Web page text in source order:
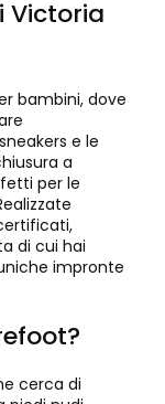
Victoria
bambini, dove
e le
a
per le
di cui hai
impronte
cerca di